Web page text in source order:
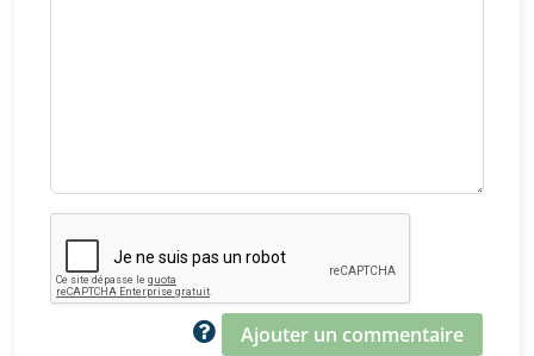
Ajouter un commentaire